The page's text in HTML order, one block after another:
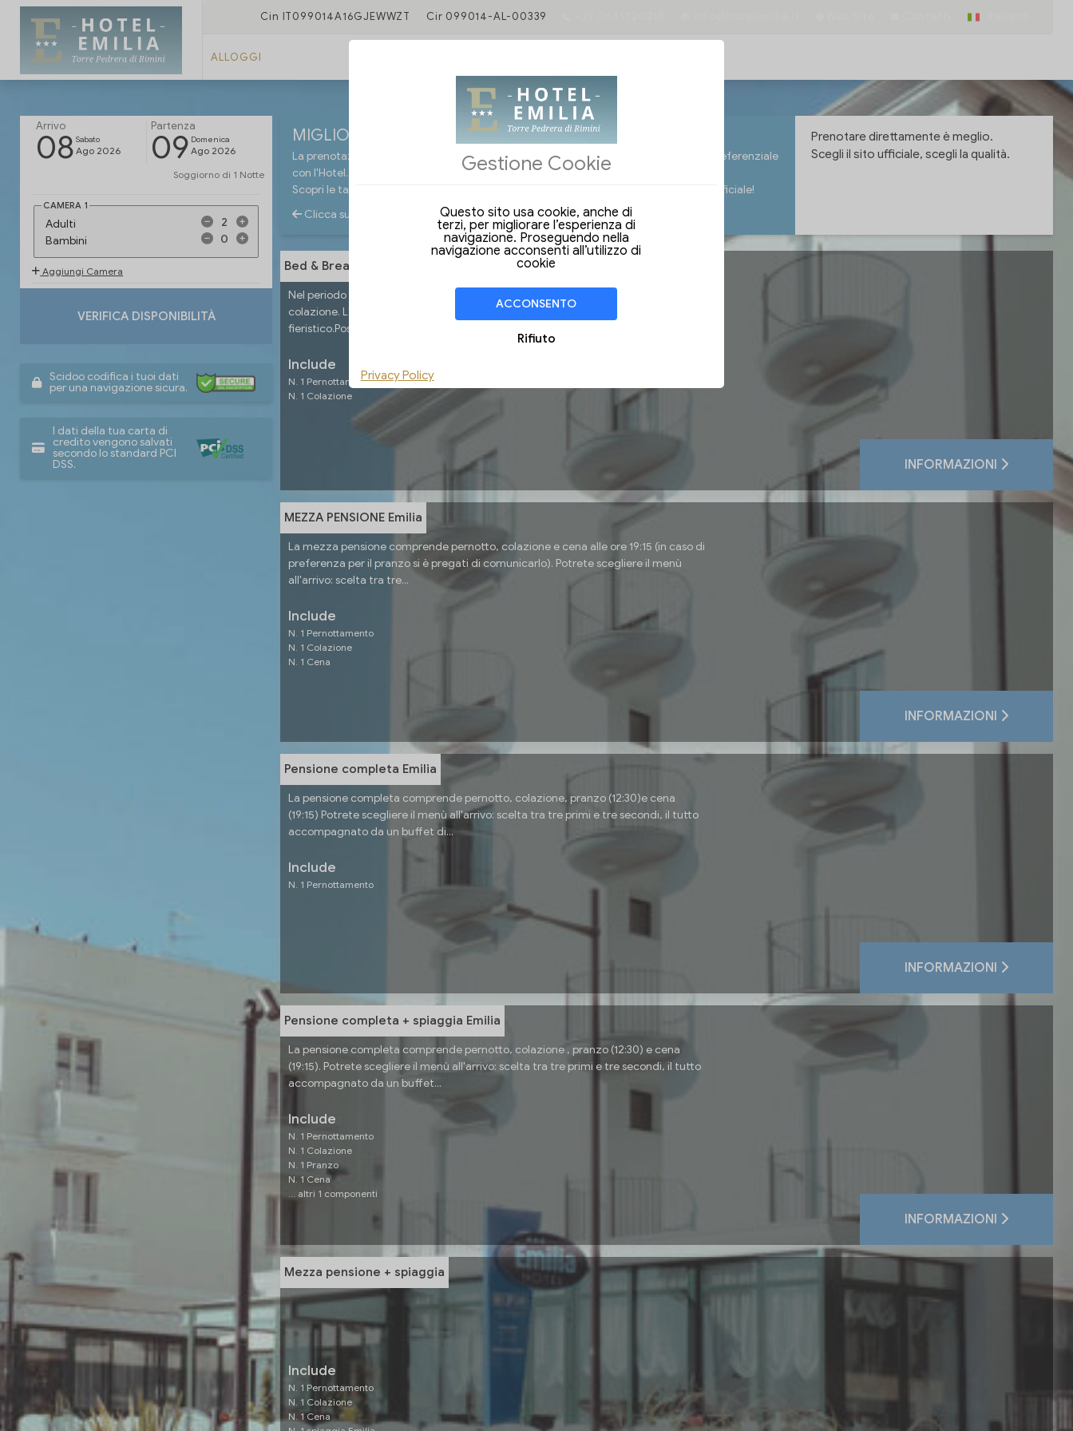
Cin IT099014A16GJEWWZT Cir 099014-AL-00339
ALLOGGI
Arrivo
08 Sabato
Ago 2026
Partenza
09 Domenica
Ago 2026
Soggiorno di 1 Notte
CAMERA 1
Adulti
Bambini
Aggiungi Camera
VERIFICA DISPONIBILITÀ
Scidoo codifica i tuoi dati
per una navigazione sicura.
I dati della tua carta di
credito vengono salvati
secondo lo standard PCI
DSS.
MIGLIORE TARIFFA GARANTITA
La prenotazione diretta ti dà accesso a servizi esclusivi e ti garantisce un rapporto preferenziale
con l'Hotel.
Scopri le tariffe uniche e i vantaggi esclusivi nella prenotazione dal nostro sito web ufficiale!
Clicca sulle date per iniziare
Prenotare direttamente è meglio.
Scegli il sito ufficiale, scegli la qualità.
Bed & Breakfast Emilia
Nel periodo invernale la struttura offre solo il servizio di dormire e prima
colazione. L'hotel Emilia si trova a pochi km dal centro di Rimini e a soli 5 km dal polo
fieristico.Posizione...
Include
N. 1 Pernottamento
N. 1 Colazione
INFORMAZIONI
MEZZA PENSIONE Emilia
La mezza pensione comprende pernotto, colazione e cena alle ore 19:15 (in caso di
preferenza per il pranzo si è pregati di comunicarlo). Potrete scegliere il menù
all'arrivo: scelta tra tre...
Include
N. 1 Pernottamento
N. 1 Colazione
N. 1 Cena
INFORMAZIONI
Pensione completa Emilia
La pensione completa comprende pernotto, colazione, pranzo (12:30)e cena
(19:15) Potrete scegliere il menù all'arrivo: scelta tra tre primi e tre secondi, il tutto
accompagnato da un buffet di...
Include
N. 1 Pernottamento
INFORMAZIONI
Pensione completa + spiaggia Emilia
La pensione completa comprende pernotto, colazione , pranzo (12:30) e cena
(19:15). Potrete scegliere il menù all'arrivo: scelta tra tre primi e tre secondi, il tutto
accompagnato da un buffet...
Include
N. 1 Pernottamento
N. 1 Colazione
N. 1 Pranzo
N. 1 Cena
... altri 1 componenti
INFORMAZIONI
Mezza pensione + spiaggia
Include
N. 1 Pernottamento
N. 1 Colazione
N. 1 Cena
Gestione Cookie
Questo sito usa cookie, anche di
terzi, per migliorare l’esperienza di
navigazione. Proseguendo nella
navigazione acconsenti all’utilizzo di
cookie
ACCONSENTO
Rifiuto
Privacy Policy